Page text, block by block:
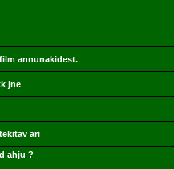
annunakidest.
jne
äri
ahju ?